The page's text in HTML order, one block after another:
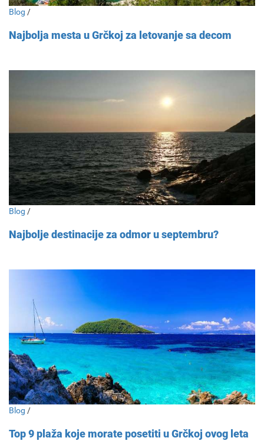
Blog /
Najbolja mesta u Grčkoj za letovanje sa decom
Blog /
Najbolje destinacije za odmor u septembru?
Blog /
Top 9 plaža koje morate posetiti u Grčkoj ovog leta